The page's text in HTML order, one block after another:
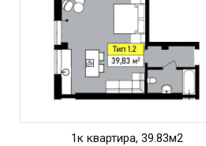
1к квартира, 39.83м2